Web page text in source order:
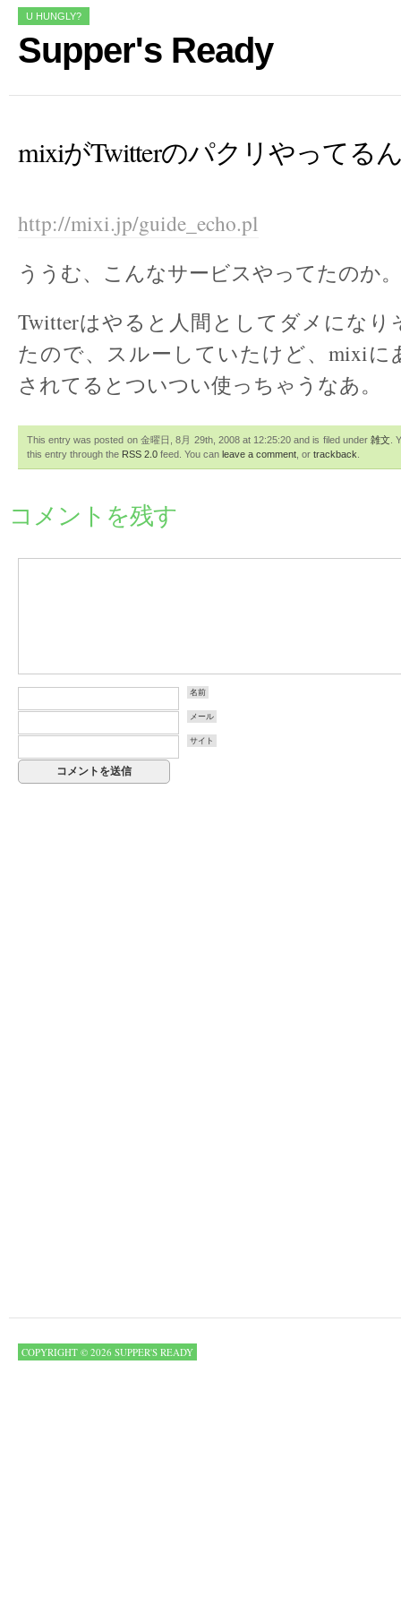
U HUNGLY?
Supper's Ready
mixiがTwitterのパクリやってる
http://mixi.jp/guide_echo.pl
ううむ、こんなサービスやってたのか。
Twitterはやると人間としてダメになり
たので、スルーしていたけど、mixiに
されてるとついつい使っちゃうなあ。
This entry was posted on 金曜日, 8月 29th, 2008 at 12:25:20 and is filed under 雑文 .
this entry through the RSS 2.0 feed. You can leave a comment , or trackback
コメントを残す
名前
メール
サイト
COPYRIGHT © 2026 SUPPER'S READY